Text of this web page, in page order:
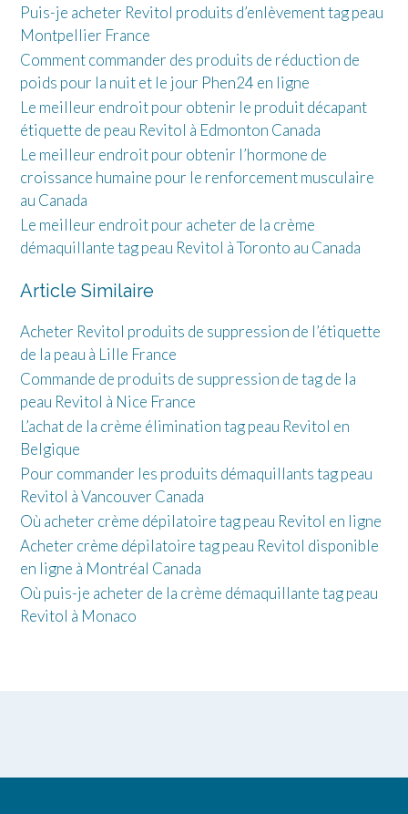
Puis-je acheter Revitol produits d’enlèvement tag peau
Montpellier France
Comment commander des produits de réduction de
poids pour la nuit et le jour Phen24 en ligne
Le meilleur endroit pour obtenir le produit décapant
étiquette de peau Revitol à Edmonton Canada
Le meilleur endroit pour obtenir l’hormone de
croissance humaine pour le renforcement musculaire
au Canada
Le meilleur endroit pour acheter de la crème
démaquillante tag peau Revitol à Toronto au Canada
Article Similaire
Acheter Revitol produits de suppression de l’étiquette
de la peau à Lille France
Commande de produits de suppression de tag de la
peau Revitol à Nice France
L’achat de la crème élimination tag peau Revitol en
Belgique
Pour commander les produits démaquillants tag peau
Revitol à Vancouver Canada
Où acheter crème dépilatoire tag peau Revitol en ligne
Acheter crème dépilatoire tag peau Revitol disponible
en ligne à Montréal Canada
Où puis-je acheter de la crème démaquillante tag peau
Revitol à Monaco